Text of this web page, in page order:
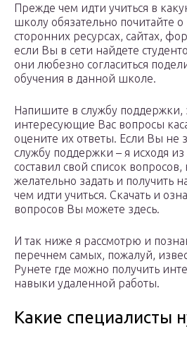
Прежде чем идти учиться в
школу обязательно почитайте
сторонних ресурсах, сайтах,
если Вы в сети найдете
они любезно согласиться
обучения в данной школе.
Напишите в службу поддержки,
интересующие Вас вопросы
оцените их ответы. Если Вы не
службу поддержки – я исходя
составил свой список
желательно задать и получить
чем идти учиться. Скачать и
вопросов Вы можете здесь.
И так ниже я рассмотрю и
перечнем самых, пожалуй,
Рунете где можно получить
навыки удаленной работы.
Какие специалисты